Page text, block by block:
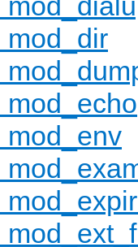
mod_dir
mod_echo
mod_env